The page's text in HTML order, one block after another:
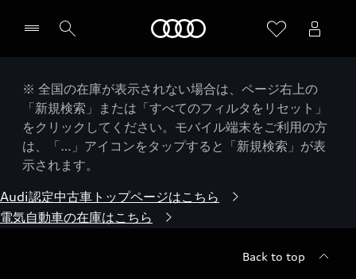
※ 全国の在庫が表示されない場合は、ページ右上の
「新規検索」または「すべてのフィルタをリセット」
をクリックしてください。モバイル端末をご利用の方
は、「…」アイコンをタップすると「新規検索」が表
示されます。
Audi認定中古車トップページはこちら
電気自動車の在庫はこちら
Back to top